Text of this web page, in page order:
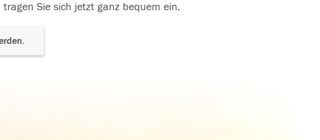
Sie sich jetzt ganz bequem ein.